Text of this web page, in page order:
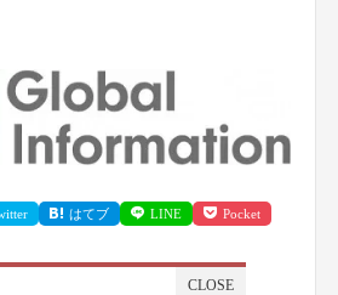
はてブ LINE Pocket